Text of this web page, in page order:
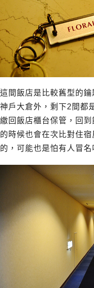
這間飯店是比較舊型的
神戶大倉外，剩下2間都
繳回飯店櫃台保管，回
的時候也會在次比對住
的，可能也是怕有人冒名